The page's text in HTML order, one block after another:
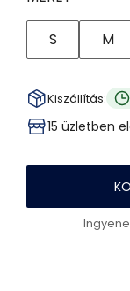
S M
Kiszállítás:
15 üzletben